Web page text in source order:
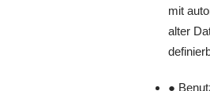
mit
alter
●